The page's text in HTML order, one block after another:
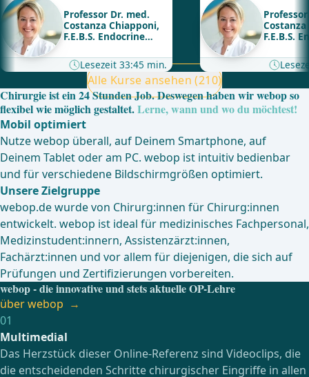
Professor Dr. med.
Costanza Chiapponi,
F.E.B.S. Endocrine
Lesezeit 33:45 min.
F.E.B.S.
Alle Kurse ansehen (210)
Chirurgie ist ein 24 Stunden Job. Deswegen haben wir webop so
flexibel wie möglich gestaltet.Lerne, wann und wo du möchtest!
Mobil optimiert
Nutze webop überall, auf Deinem Smartphone, auf
Deinem Tablet oder am PC. webop ist intuitiv bedienbar
und für verschiedene Bildschirmgrößen optimiert.
Unsere Zielgruppe
webop.de wurde von Chirurg:innen für Chirurg:innen
entwickelt. webop ist ideal für medizinisches Fachpersonal,
Medizinstudent:innern, Assistenzärzt:innen,
Fachärzt:innen und vor allem für diejenigen, die sich auf
Prüfungen und Zertifizierungen vorbereiten.
webop - die innovative und stets aktuelle OP-Lehre
über webop
01